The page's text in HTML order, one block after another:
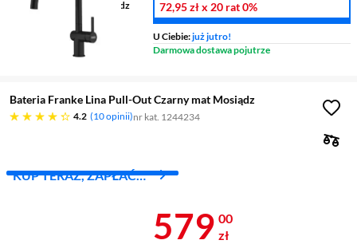
Wykonanie korpusu
mosiądz 72,95 złx 20 rat0%
U Ciebie:już jutro!
Darmowa dostawa pojutrze
Bateria Franke Lina Pull-Out Czarny mat Mosiądz
4.2
4.2 gwiazdek 10 opinii nr kat. 1244234
KUP TERAZ, ZAPŁAĆ
Cena 579 zł
579 00
zł